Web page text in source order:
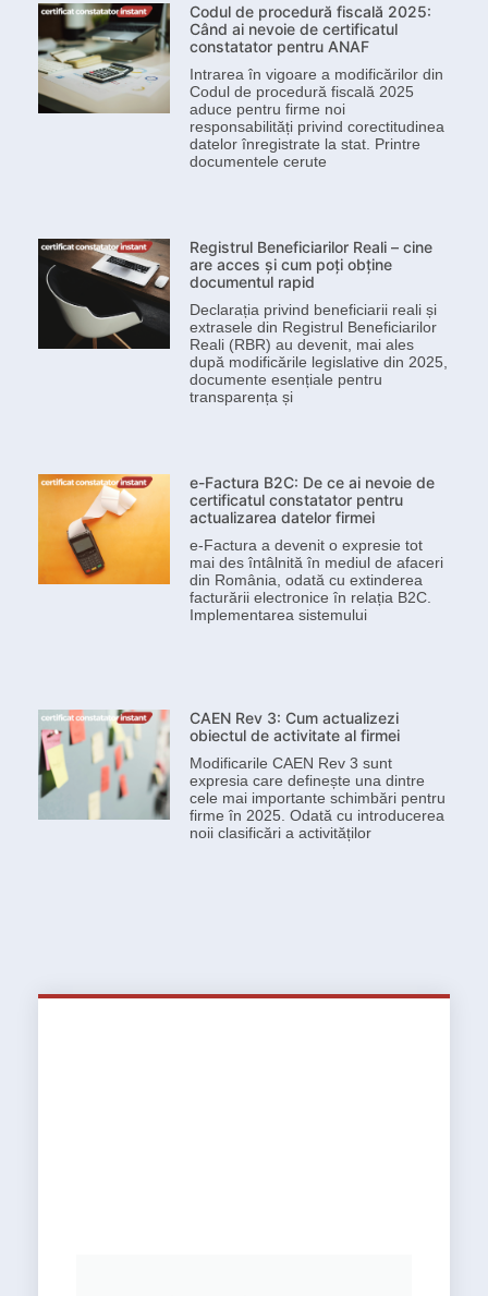
Codul de procedură fiscală 2025:
Când ai nevoie de certificatul
constatator pentru ANAF
Intrarea în vigoare a modificărilor din
Codul de procedură fiscală 2025
aduce pentru firme noi
responsabilități privind corectitudinea
datelor înregistrate la stat. Printre
documentele cerute
Registrul Beneficiarilor Reali – cine
are acces și cum poți obține
documentul rapid
Declarația privind beneficiarii reali și
extrasele din Registrul Beneficiarilor
Reali (RBR) au devenit, mai ales
după modificările legislative din 2025,
documente esențiale pentru
transparența și
e-Factura B2C: De ce ai nevoie de
certificatul constatator pentru
actualizarea datelor firmei
e-Factura a devenit o expresie tot
mai des întâlnită în mediul de afaceri
din România, odată cu extinderea
facturării electronice în relația B2C.
Implementarea sistemului
CAEN Rev 3: Cum actualizezi
obiectul de activitate al firmei
Modificarile CAEN Rev 3 sunt
expresia care definește una dintre
cele mai importante schimbări pentru
firme în 2025. Odată cu introducerea
noii clasificări a activităților